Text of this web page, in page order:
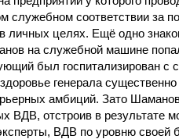
соответствии за
личных целях. Ещё одно
на служебной машине
был госпитализирован с
генерала
амбиций. Зато
ВДВ, отстроив в результате
ВДВ по уровню своей